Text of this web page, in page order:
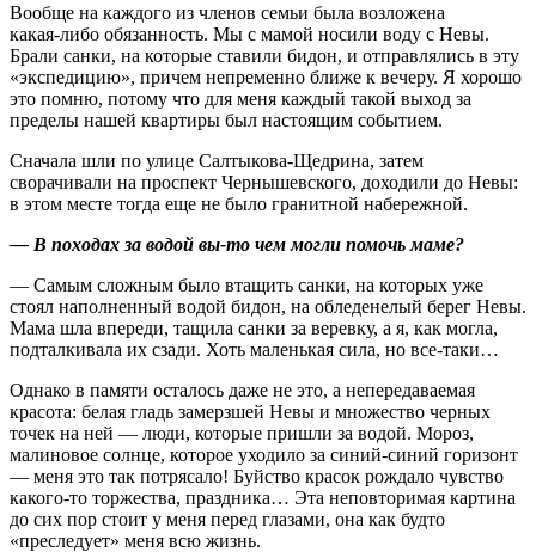
Вообще на каждого из членов семьи была возложена
какая‑либо обязанность. Мы с мамой носили воду с Невы.
Брали санки, на которые ставили бидон, и отправлялись в эту
«экспедицию», причем непременно ближе к вечеру. Я хорошо
это помню, потому что для меня каждый такой выход за
пределы нашей квартиры был настоящим событием.
Сначала шли по улице Салтыкова-Щедрина, затем
сворачивали на проспект Чернышевского, доходили до Невы:
в этом месте тогда еще не было гранитной набережной.
— В походах за водой вы‑то чем могли помочь маме?
— Самым сложным было втащить санки, на которых уже
стоял наполненный водой бидон, на обледенелый берег Невы.
Мама шла впереди, тащила санки за веревку, а я, как могла,
подталкивала их сзади. Хоть маленькая сила, но все‑таки…
Однако в памяти осталось даже не это, а непередаваемая
красота: белая гладь замерзшей Невы и множество черных
точек на ней — люди, которые пришли за водой. Мороз,
малиновое солнце, которое уходило за синий-синий горизонт
— меня это так потрясало! Буйство красок рождало чувство
какого‑то торжества, праздника… Эта неповторимая картина
до сих пор стоит у меня перед глазами, она как будто
«преследует» меня всю жизнь.